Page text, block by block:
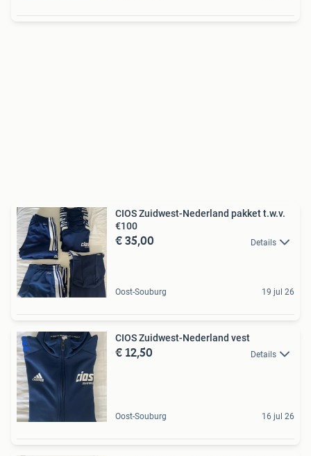
CIOS Zuidwest-Nederland pakket t.w.v.
€100
€ 35,00 Details
Oost-Souburg 19 jul 26
CIOS Zuidwest-Nederland vest
€ 12,50 Details
Oost-Souburg 16 jul 26